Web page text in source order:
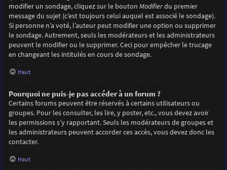
modifier un sondage, cliquez sur le bouton Modifierdu premier
message du sujet (c’est toujours celui auquel est associé le sondage).
Si personne n’a voté, l’auteur peut modifier une option ou supprimer
le sondage. Autrement, seuls les modérateurs et les administrateurs
peuvent le modifier ou le supprimer. Ceci pour empêcher le trucage
en changeant les intitulés en cours de sondage.
Haut
Pourquoi ne puis-je pas accéder à un forum ?
Certains forums peuvent être réservés à certains utilisateurs ou
groupes. Pour les consulter, les lire, y poster, etc., vous devez avoir
les permissions s’y rapportant. Seuls les modérateurs de groupes et
les administrateurs peuvent accorder ces accès, vous devez donc les
contacter.
Haut